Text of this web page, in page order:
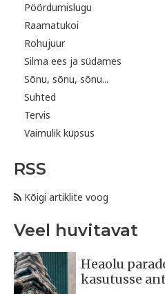
Pöördumislugu
Raamatukoi
Rohujuur
Silma ees ja südames
Sõnu, sõnu, sõnu...
Suhted
Tervis
Vaimulik küpsus
RSS
Kõigi artiklite voog
Veel huvitavat
Heaolu
kasutusse